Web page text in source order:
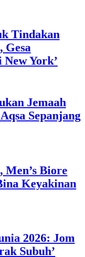
Tindakan
Gesa
New York’
Jemaah
Sepanjang
Men’s Biore
Keyakinan
2026: Jom
Subuh’